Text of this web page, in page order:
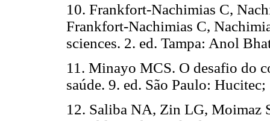
10. Frankfort-Nachimias C,
Frankfort-Nachimias C,
sciences. 2. ed. Tampa: Anol
11. Minayo MCS. O desafio do
saúde. 9. ed. São Paulo:
12. Saliba NA, Zin LG, Moimaz